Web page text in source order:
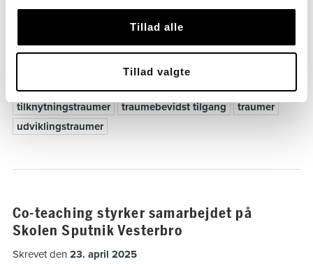
Tillad alle
Tillad valgte
traumebevidst for at støtte deres trivsel, udvikling og
læring. I denne artikel beskriver vi, hvordan vi arbejder
mentalisering
pædagogik
pædagogisk tilgang
positionering
STORM
tilknytningstraumer
traumebevidst tilgang
traumer
udviklingstraumer
Co-teaching styrker samarbejdet på
Skolen Sputnik Vesterbro
Skrevet den 23. april 2025